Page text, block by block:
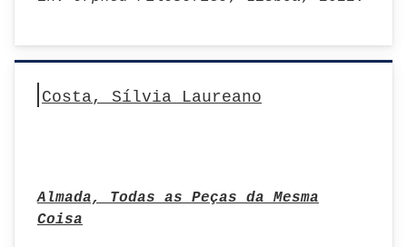
Costa, Sílvia Laureano
Almada, Todas as Peças da Mesma
Coisa